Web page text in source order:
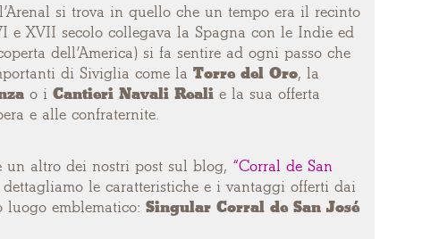
si trova in quello che un tempo era il recinto
e XVII secolo collegava la Spagna con le Indie ed
dell’America) si fa sentire ad ogni passo che
di Siviglia come la Torre del Oro, la
o i Cantieri Navali Reali e la sua offerta
e alle confraternite.
un altro dei nostri post sul blog, “Corral de San
le caratteristiche e i vantaggi offerti dai
luogo emblematico: Singular Corral de San José